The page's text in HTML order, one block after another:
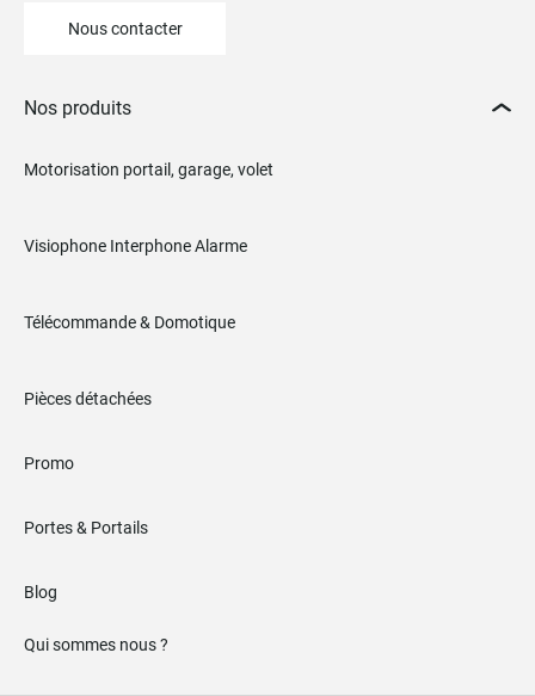
Nous contacter
Nos produits
Motorisation portail, garage, volet
Visiophone Interphone Alarme
Télécommande & Domotique
Pièces détachées
Promo
Portes & Portails
Blog
Qui sommes nous ?